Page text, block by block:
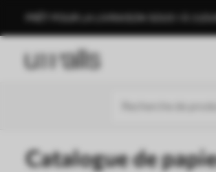
Catalogue de